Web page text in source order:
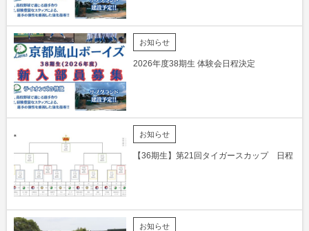
お知らせ
2026年度38期生 体験会日程決定
お知らせ
【36期生】第21回タイガースカップ 日程
お知らせ